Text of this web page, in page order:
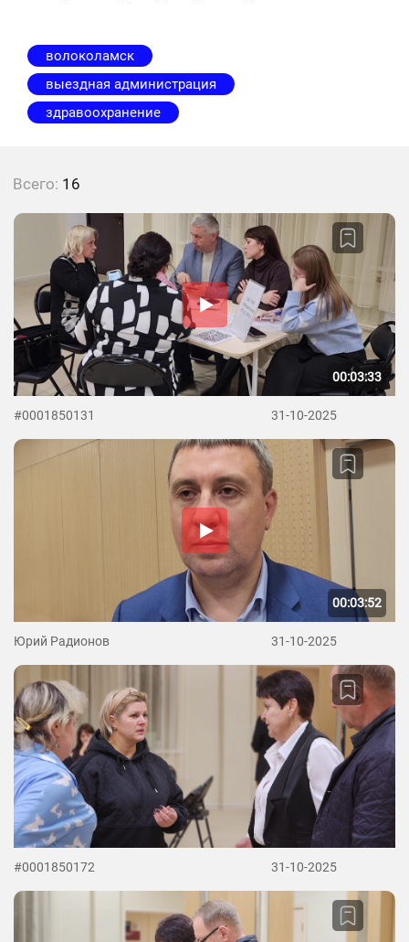
волоколамск
выездная администрация
здравоохранение
Всего: 16
00:03:33
#0001850131 31-10-2025
00:03:52
Юрий Радионов 31-10-2025
#0001850172 31-10-2025